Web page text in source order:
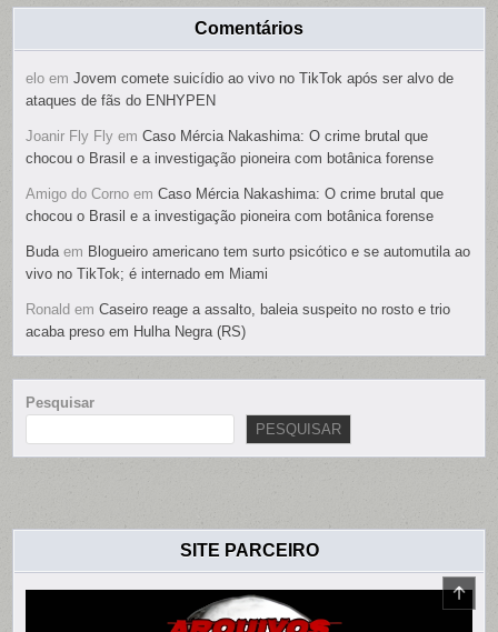
Comentários
elo emJovem comete suicídio ao vivo no TikTok após ser alvo de
ataques de fãs do ENHYPEN
Joanir Fly Fly emCaso Mércia Nakashima: O crime brutal que
chocou o Brasil e a investigação pioneira com botânica forense
Amigo do Corno emCaso Mércia Nakashima: O crime brutal que
chocou o Brasil e a investigação pioneira com botânica forense
Budaem Blogueiro americano tem surto psicótico e se automutila ao
vivo no TikTok; é internado em Miami
Ronald emCaseiro reage a assalto, baleia suspeito no rosto e trio
acaba preso em Hulha Negra (RS)
Pesquisar
PESQUISAR
SITE PARCEIRO
TO